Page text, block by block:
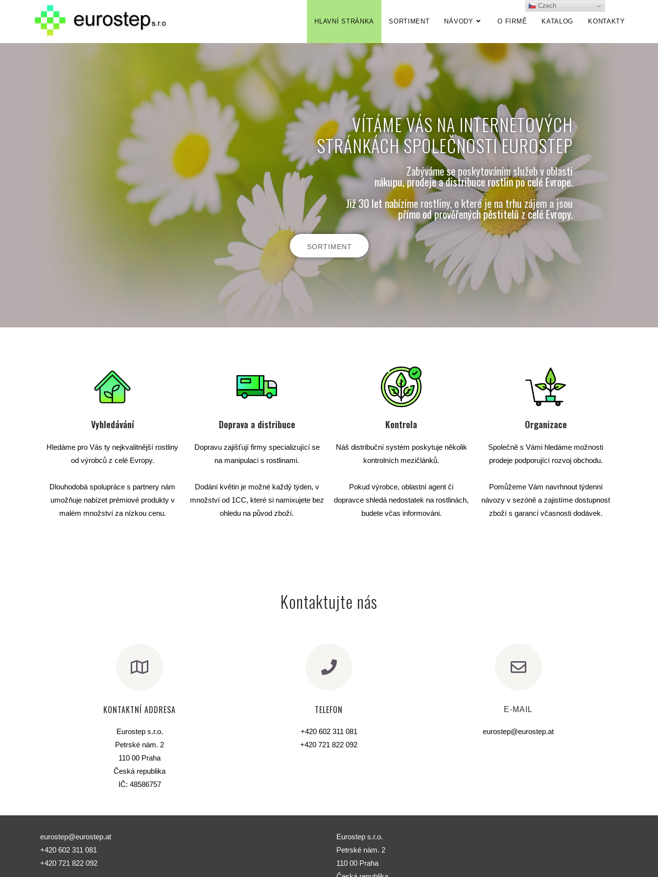
HLAVNÍ STRÁNKA SORTIMENT NÁVODY O FIRMĚ KATALOG KONTAKTY
VÍTÁME VÁS NA INTERNETOVÝCH
STRÁNKÁCH SPOLEČNOSTI EUROSTEP
Zabýváme se poskytováním služeb v oblasti
nákupu, prodeje a distribuce rostlin po celé Evrope.
Již 30 let nabízíme rostliny, o které je na trhu zájem a jsou
přímo od prověřených pěstitelů z celé Evropy.
SORTIMENT
Vyhledávání
Hledáme pro Vás ty nejkvalitnější rostliny
od výrobců z celé Evropy.
Dlouhodobá spolupráce s partnery nám
umožňuje nabízet prémiové produkty v
malém množství za nízkou cenu.
Doprava a distribuce
Dopravu zajišťují firmy specializující se
na manipulaci s rostlinami.
Dodání květin je možné každý týden, v
množství od 1CC, které si namixujete bez
ohledu na původ zboží.
Kontrola
Náš distribuční systém poskytuje několik
kontrolních mezičlánků.
Pokud výrobce, oblastní agent či
dopravce shledá nedostatek na rostlinách,
budete včas informováni.
Organizace
Společně s Vámi hledáme možnosti
prodeje podporující rozvoj obchodu.
Pomůžeme Vám navrhnout týdenní
návozy v sezóně a zajistíme dostupnost
zboží s garancí včasnosti dodávek.
Kontaktujte nás
KONTAKTNÍ ADDRESA
Eurostep s.r.o.
Petrské nám. 2
110 00 Praha
Česká republika
IČ: 48586757
TELEFON
+420 602 311 081
+420 721 822 092
E-MAIL
eurostep@eurostep.at
eurostep@eurostep.at
+420 602 311 081
+420 721 822 092
Eurostep s.r.o.
Petrské nám. 2
110 00 Praha
Czech